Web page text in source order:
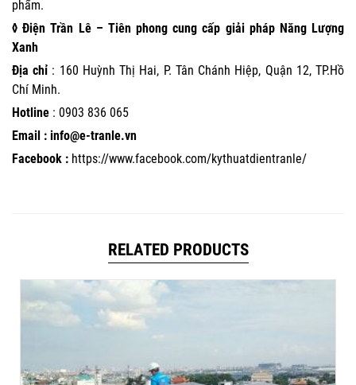
phẩm.
◊ Điện Trần Lê – Tiên phong cung cấp giải pháp Năng Lượng
Xanh
Địa chỉ : 160 Huỳnh Thị Hai, P. Tân Chánh Hiệp, Quận 12, TP.Hồ
Chí Minh.
Hotline : 0903 836 065
Email : info@e-tranle.vn
Facebook : https://www.facebook.com/kythuatdientranle/
RELATED PRODUCTS